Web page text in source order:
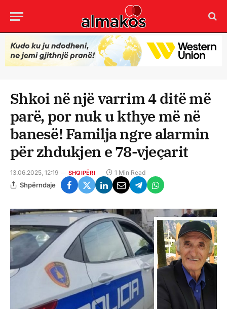
Shkoi në një varrim 4 ditë më
parë, por nuk u kthye më në
banesë! Familja ngre alarmin
për zhdukjen e 78-vjeçarit
13.06.2025, 12:19 SHQIPËRI 1 Min Read
Shpërndaje